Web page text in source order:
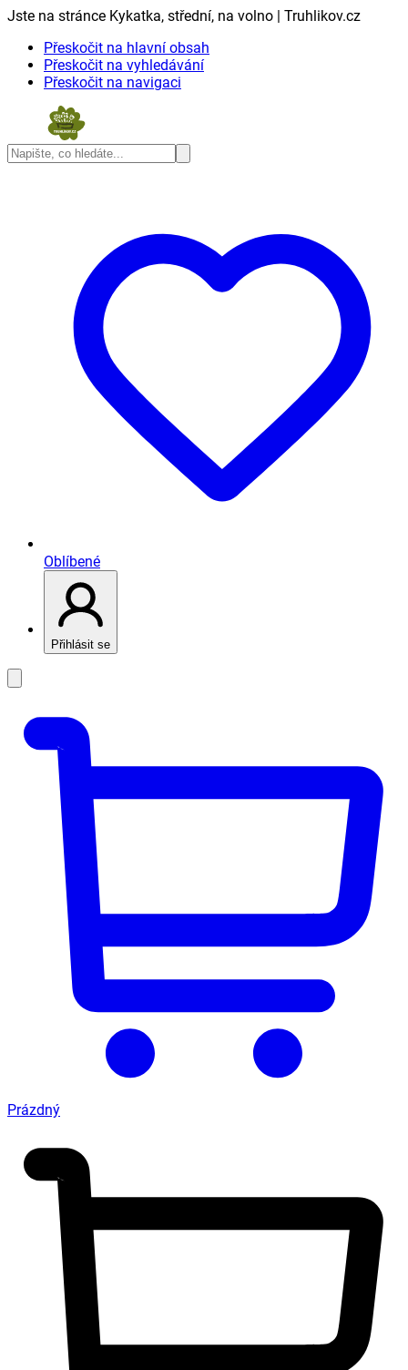
Jste na stránce Kykatka, střední, na volno | Truhlikov.cz
Přeskočit na hlavní obsah
Přeskočit na vyhledávání
Přeskočit na navigaci
Oblíbené
Přihlásit se
Prázdný